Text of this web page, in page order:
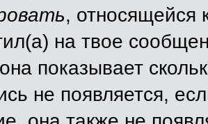
, относящейся
на твое
показывает
не появляется,